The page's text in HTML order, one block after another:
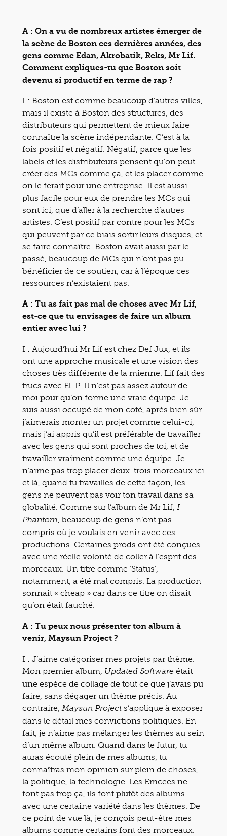
A : On a vu de nombreux artistes émerger de
la scène de Boston ces dernières années, des
gens comme Edan, Akrobatik, Reks, Mr Lif.
Comment expliques-tu que Boston soit
devenu si productif en terme de rap ?
I : Boston est comme beaucoup d’autres villes,
mais il existe à Boston des structures, des
distributeurs qui permettent de mieux faire
connaître la scène indépendante. C’est à la
fois positif et négatif. Négatif, parce que les
labels et les distributeurs pensent qu’on peut
créer des MCs comme ça, et les placer comme
on le ferait pour une entreprise. Il est aussi
plus facile pour eux de prendre les MCs qui
sont ici, que d’aller à la recherche d’autres
artistes. C’est positif par contre pour les MCs
qui peuvent par ce biais sortir leurs disques, et
se faire connaître. Boston avait aussi par le
passé, beaucoup de MCs qui n’ont pas pu
bénéficier de ce soutien, car à l’époque ces
ressources n’existaient pas.
A : Tu as fait pas mal de choses avec Mr Lif,
est-ce que tu envisages de faire un album
entier avec lui ?
I : Aujourd’hui Mr Lif est chez Def Jux, et ils
ont une approche musicale et une vision des
choses très différente de la mienne. Lif fait des
trucs avec El-P. Il n’est pas assez autour de
moi pour qu’on forme une vraie équipe. Je
suis aussi occupé de mon coté, après bien sûr
j’aimerais monter un projet comme celui-ci,
mais j’ai appris qu’il est préférable de travailler
avec les gens qui sont proches de toi, et de
travailler vraiment comme une équipe. Je
n’aime pas trop placer deux-trois morceaux ici
et là, quand tu travailles de cette façon, les
gens ne peuvent pas voir ton travail dans sa
globalité. Comme sur l’album de Mr Lif, I
Phantom , beaucoup de gens n’ont pas
compris où je voulais en venir avec ces
productions. Certaines prods ont été conçues
avec une réelle volonté de coller à l’esprit des
morceaux. Un titre comme ‘Status’,
notamment, a été mal compris. La production
sonnait « cheap » car dans ce titre on disait
qu’on était fauché.
A : Tu peux nous présenter ton album à
venir, Maysun Project ?
I : J’aime catégoriser mes projets par thème.
Mon premier album,
Updated Software était
une espèce de collage de tout ce que j’avais pu
faire, sans dégager un thème précis. Au
contraire, Maysun Project s’applique à exposer
dans le détail mes convictions politiques. En
fait, je n’aime pas mélanger les thèmes au sein
d’un même album. Quand dans le futur, tu
auras écouté plein de mes albums, tu
connaîtras mon opinion sur plein de choses,
la politique, la technologie. Les Emcees ne
font pas trop ça, ils font plutôt des albums
avec une certaine variété dans les thèmes. De
ce point de vue là, je conçois peut-être mes
albums comme certains font des morceaux.